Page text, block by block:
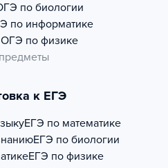
по биологии
по информатике
ОГЭ по физике
к ЕГЭ
ЕГЭ по математике
ЕГЭ по биологии
ЕГЭ по физике